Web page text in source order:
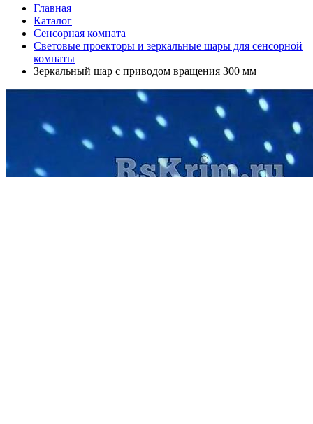
Главная
Каталог
Сенсорная комната
Световые проекторы и зеркальные шары для сенсорной
комнаты
Зеркальный шар с приводом вращения 300 мм